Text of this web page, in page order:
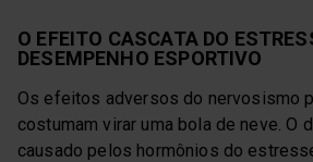
O EFEITO CASCATA DO
DESEMPENHO ESPORTIVO
Os efeitos adversos do nervosismo
costumam virar uma bola de neve. O
causado pelos hormônios do